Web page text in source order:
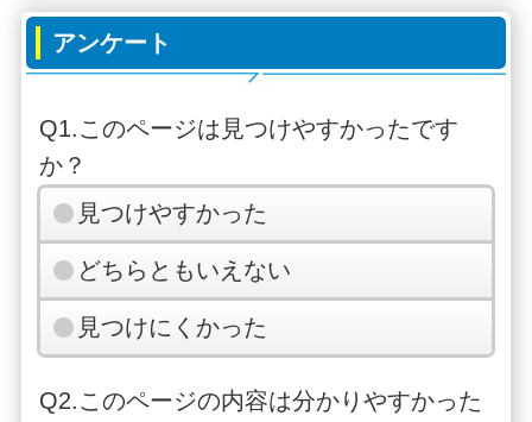
アンケート
Q1.このページは見つけやすかったです
か？
見つけやすかった
どちらともいえない
見つけにくかった
Q2.このページの内容は分かりやすかった